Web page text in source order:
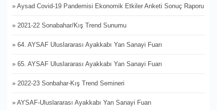
» Aysad Covid-19 Pandemisi Ekonomik Etkiler Anketi Sonuç Raporu
» 2021-22 Sonabahar/Kış Trend Sunumu
» 64. AYSAF Uluslararası Ayakkabı Yan Sanayi Fuarı
» 65. AYSAF Uluslararası Ayakkabı Yan Sanayi Fuarı
» 2022-23 Sonbahar-Kış Trend Semineri
» AYSAF-Uluslararası Ayakkabı Yan Sanayi Fuarı